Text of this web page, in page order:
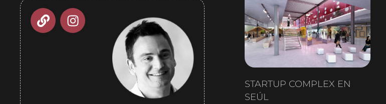
STARTUP COMPLEX EN
SEÚL